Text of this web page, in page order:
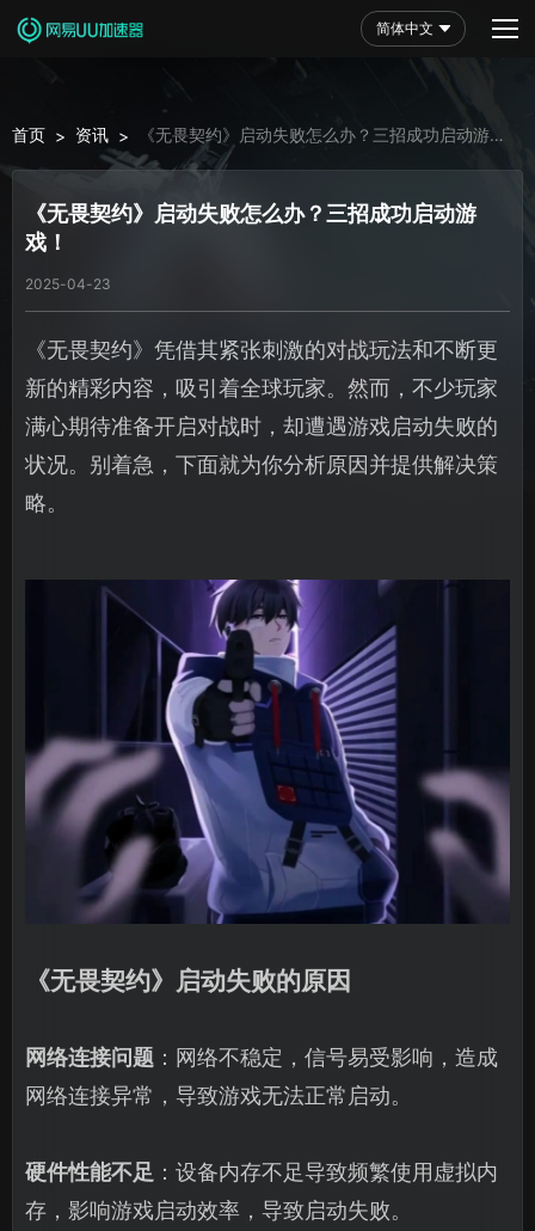
简体中文
首页 > 资讯 >
《无畏契约》启动失败怎么办？三招成功启动游
戏！
《无畏契约》启动失败怎么办？三招成功启动游
戏！
2025-04-23
《无畏契约》凭借其紧张刺激的对战玩法和不断更
新的精彩内容，吸引着全球玩家。然而，不少玩家
满心期待准备开启对战时，却遭遇游戏启动失败的
状况。别着急，下面就为你分析原因并提供解决策
略。
《无畏契约》启动失败的原因
网络连接问题 ：网络不稳定，信号易受影响，造成
网络连接异常，导致游戏无法正常启动。
硬件性能不足 ：设备内存不足导致频繁使用虚拟内
存，影响游戏启动效率，导致启动失败。